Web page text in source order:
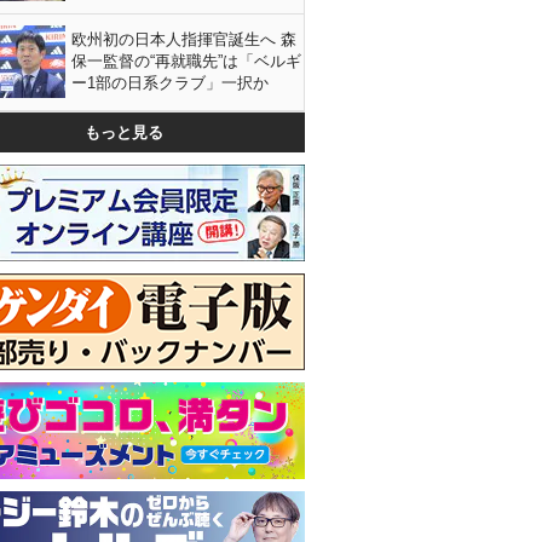
欧州初の日本人指揮官誕生へ 森
保一監督の“再就職先”は「ベルギ
ー1部の日系クラブ」一択か
もっと見る